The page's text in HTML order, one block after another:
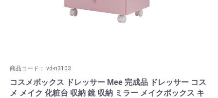
商品コード： vd-n3103
コスメボックス ドレッサー Mee 完成品 ドレッサー コス
メ メイク 化粧台 収納 鏡 収納 ミラー メイクボックス キ